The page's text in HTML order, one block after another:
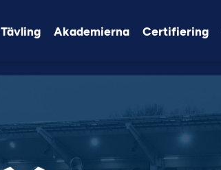
Tävling Akademierna Certifiering